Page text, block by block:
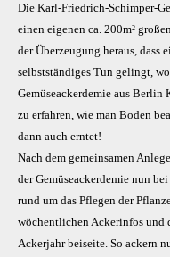
Die Karl-Friedrich-Schimper-
einen eigenen ca. 200m²
der Überzeugung heraus, dass
selbstständiges Tun gelingt,
Gemüseackerdemie aus
zu erfahren, wie man Boden
dann auch erntet!
Nach dem gemeinsamen
der Gemüseackerdemie nun
rund um das Pflegen der
wöchentlichen Ackerinfos und
Ackerjahr beiseite. So ackern